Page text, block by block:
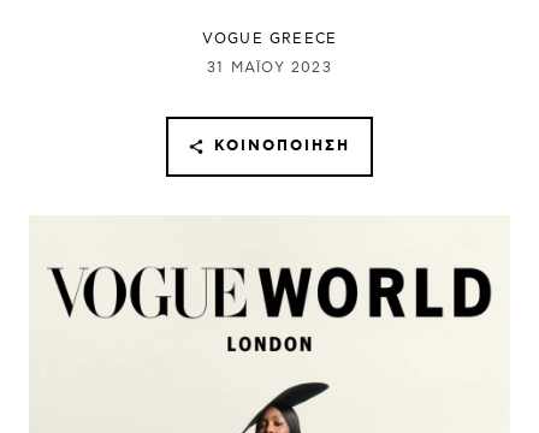
VOGUE GREECE
31 ΜΑΪ́ΟΥ 2023
ΚΟΙΝΟΠΟΊΗΣΗ